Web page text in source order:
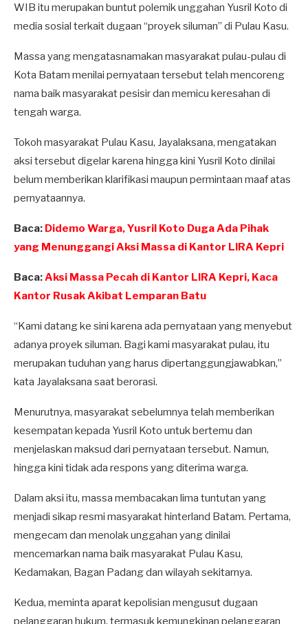
WIB itu merupakan buntut polemik unggahan Yusril Koto di
media sosial terkait dugaan “proyek siluman” di Pulau Kasu.
Massa yang mengatasnamakan masyarakat pulau-pulau di
Kota Batam menilai pernyataan tersebut telah mencoreng
nama baik masyarakat pesisir dan memicu keresahan di
tengah warga.
Tokoh masyarakat Pulau Kasu, Jayalaksana, mengatakan
aksi tersebut digelar karena hingga kini Yusril Koto dinilai
belum memberikan klarifikasi maupun permintaan maaf atas
pernyataannya.
Baca: Didemo Warga, Yusril Koto Duga Ada Pihak
yang Menunggangi Aksi Massa di Kantor LIRA Kepri
Baca:Aksi Massa Pecah di Kantor LIRA Kepri, Kaca
Kantor Rusak Akibat Lemparan Batu
“Kami datang ke sini karena ada pernyataan yang menyebut
adanya proyek siluman. Bagi kami masyarakat pulau, itu
merupakan tuduhan yang harus dipertanggungjawabkan,”
kata Jayalaksana saat berorasi.
Menurutnya, masyarakat sebelumnya telah memberikan
kesempatan kepada Yusril Koto untuk bertemu dan
menjelaskan maksud dari pernyataan tersebut. Namun,
hingga kini tidak ada respons yang diterima warga.
Dalam aksi itu, massa membacakan lima tuntutan yang
menjadi sikap resmi masyarakat hinterland Batam. Pertama,
mengecam dan menolak unggahan yang dinilai
mencemarkan nama baik masyarakat Pulau Kasu,
Kedamakan, Bagan Padang dan wilayah sekitarnya.
Kedua, meminta aparat kepolisian mengusut dugaan
pelanggaran hukum, termasuk kemungkinan pelanggaran